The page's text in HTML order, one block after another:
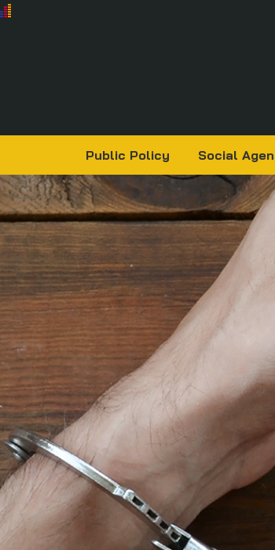
Public Policy Social